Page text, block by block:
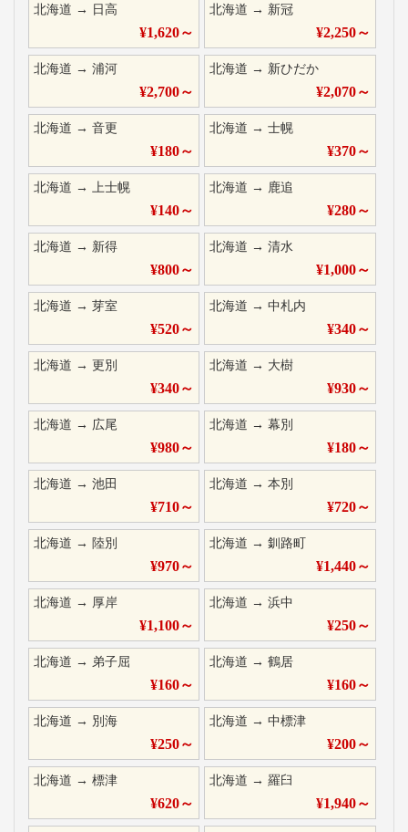
北海道 → 日高
¥1,620～
北海道 → 新冠
¥2,250～
北海道 → 浦河
¥2,700～
北海道 → 新ひだか
¥2,070～
北海道 → 音更
¥180～
北海道 →士幌
¥370～
北海道 → 上士幌
¥140～
北海道 → 鹿追
¥280～
北海道 → 新得
¥800～
北海道 →清水
¥1,000～
北海道 → 芽室
¥520～
北海道 →中札内
¥340～
北海道 → 更別
¥340～
北海道 → 大樹
¥930～
北海道 → 広尾
¥980～
北海道 →幕別
¥180～
北海道 → 池田
¥710～
北海道 →本別
¥720～
北海道 → 陸別
¥970～
北海道 →釧路町
¥1,440～
北海道 → 厚岸
¥1,100～
北海道 →浜中
¥250～
北海道 → 弟子屈
¥160～
北海道 →鶴居
¥160～
北海道 → 別海
¥250～
北海道 →中標津
¥200～
北海道 → 標津
¥620～
北海道 →羅臼
¥1,940～